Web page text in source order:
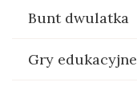
Bunt dwulatka
Gry edukacyjne